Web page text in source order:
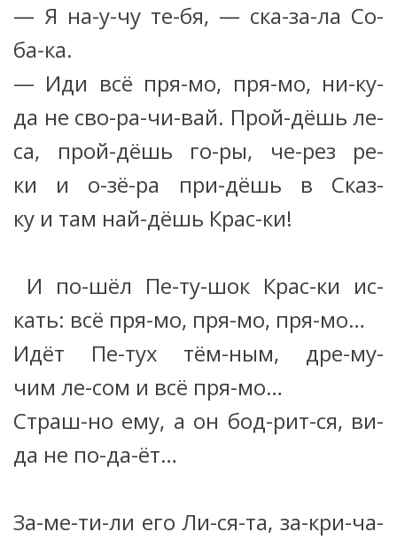
— Я на-у-чу те-бя, — ска-за-ла Со-
ба-ка.
— Иди всё пря-мо, пря-мо, ни-ку-
да не сво-ра-чи-вай. Прой-дёшь ле-
са, прой-дёшь го-ры, че-рез ре-
ки и о-зё-ра при-дёшь в Сказ-
ку и там най-дёшь Крас-ки!
И по-шёл Пе-ту-шок Крас-ки ис-
кать: всё пря-мо, пря-мо, пря-мо…
Идёт Пе-тух тём-ным, дре-му-
чим ле-сом и всё пря-мо…
Страш-но ему, а он бод-рит-ся, ви-
да не по-да-ёт…
За-ме-ти-ли его Ли-ся-та, за-кри-ча-